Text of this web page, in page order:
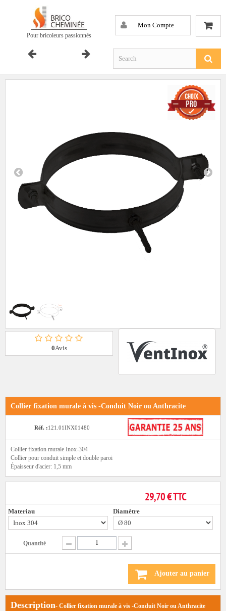
Pour bricoleurs passionnés
Mon Compte
0Avis
Collier fixation murale à vis -Conduit Noir ou Anthracite
Réf. :121.01INX01480
Collier fixation murale Inox-304
Collier pour conduit simple et double paroi
Épaisseur d'acier: 1,5 mm
29,70 € TTC
Materiau Diamètre
Quantité
Ajouter au panier
Description- Collier fixation murale à vis -Conduit Noir ou Anthracite